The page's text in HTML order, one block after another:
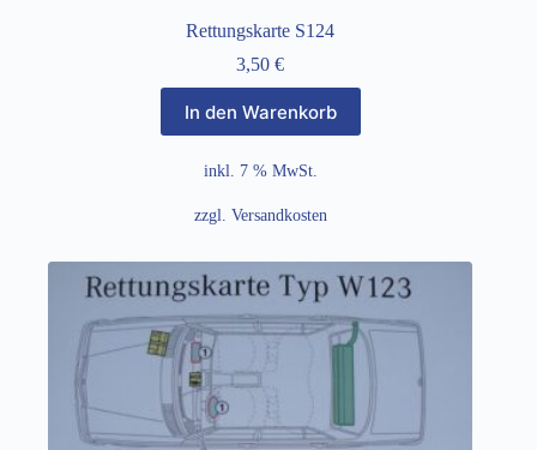
Rettungskarte S124
3,50€
In den Warenkorb
inkl. 7 % MwSt.
zzgl. Versandkosten